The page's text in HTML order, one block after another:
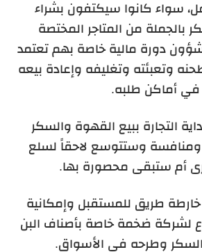
سواء كانوا سيكتفون بشراء
بالجملة من المتاجر المختصة
دورة مالية خاصة بهم تعتمد
وتعبئته وتغليفه وإعادة بيعه
في أماكن طلبه.
التجارة ببيع القهوة والسكر
ومنافسة وستتوسع لاحقاً لسلع
أم ستبقى محصورة بها.
خارطة طريق للمستقبل وإمكانية
لشركة ضخمة خاصة بأصناف البن
السكر وطرحه في الأسواق.